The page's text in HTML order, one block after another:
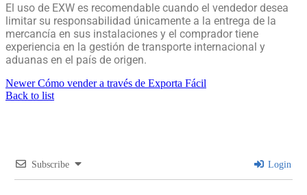
El uso de EXW es recomendable cuando el vendedor desea
limitar su responsabilidad únicamente a la entrega de la
mercancía en sus instalaciones y el comprador tiene
experiencia en la gestión de transporte internacional y
aduanas en el país de origen.
Newer Cómo vender a través de Exporta Fácil
Back to list
Subscribe Login